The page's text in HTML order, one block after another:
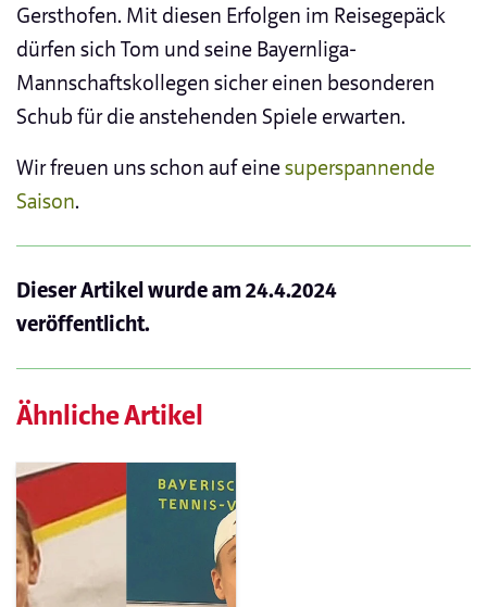
Gersthofen. Mit diesen Erfolgen im Reisegepäck
dürfen sich Tom und seine Bayernliga-
Mannschaftskollegen sicher einen besonderen
Schub für die anstehenden Spiele erwarten.
Wir freuen uns schon auf einesuperspannende
Saison.
Dieser Artikel wurde am24.4.2024
veröffentlicht.
Ähnliche Artikel